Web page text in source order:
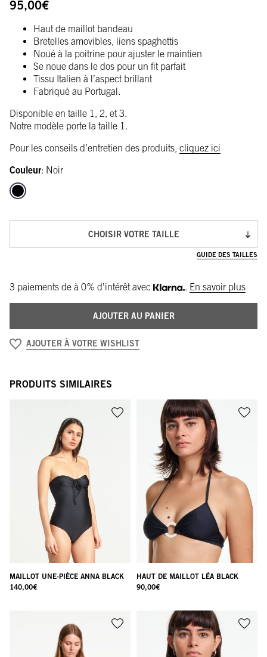
95,00€
Haut de maillot bandeau
Bretelles amovibles, liens spaghettis
Noué à la poitrine pour ajuster le maintien
Se noue dans le dos pour un fit parfait
Tissu Italien à l’aspect brillant
Fabriqué au Portugal.
Disponible en taille 1, 2, et 3.
Notre modèle porte la taille 1.
Pour les conseils d’entretien des produits, cliquez ici
Couleur: Noir
CHOISIR VOTRE TAILLE
GUIDE DES TAILLES
3 paiements de à 0% d’intérêt avec . En savoir plus
AJOUTER AU PANIER
AJOUTER À VOTRE WISHLIST
PRODUITS SIMILAIRES
MAILLOT UNE-PIÈCE ANNA BLACK
140,00€
HAUT DE MAILLOT LÉA BLACK
90,00€